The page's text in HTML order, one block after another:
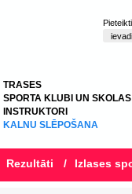
TRASES
SPORTA KLUBI UN SKOLAS
INSTRUKTORI
KALNU SLĒPOŠANA
Rezultāti / Izlases